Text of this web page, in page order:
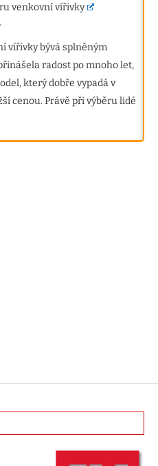
venkovní vířivky
vířivky bývá splněným
radost po mnoho let,
který dobře vypadá v
cenou. Právě při výběru lidé